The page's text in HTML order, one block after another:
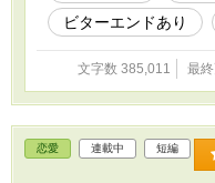
ビターエンドあり
文字数 385,011 最
恋愛 連載中 短編